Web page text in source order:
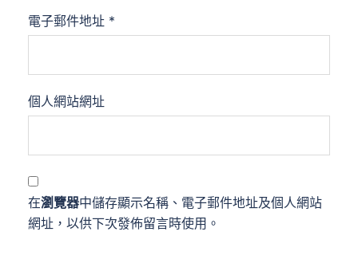
電子郵件地址 *
個人網站網址
在瀏覽器中儲存顯示名稱、電子郵件地址及個人網站
網址，以供下次發佈留言時使用。